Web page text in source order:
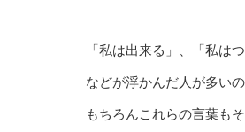
「私は出来る」、「私は
などが浮かんだ人が多いの
もちろんこれらの言葉もそ